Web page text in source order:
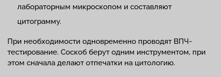
лабораторным микроскопом и составляют
цитограмму.
При необходимости одновременно проводят ВПЧ-
тестирование. Соскоб берут одним инструментом, при
этом сначала делают отпечатки на цитологию.